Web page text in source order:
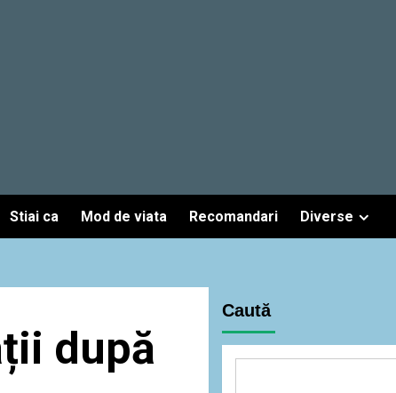
Stiai ca Mod de viata Recomandari Diverse
după
Caută